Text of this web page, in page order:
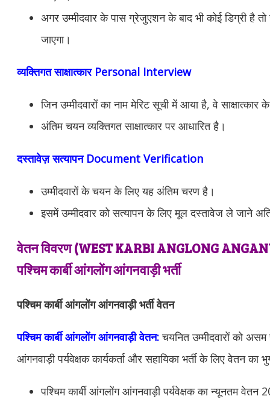
अगर उम्मीदवार के पास ग्रेजुएशन के बाद भी कोई डिग्री है
जाएगा।
व्यक्तिगत साक्षात्कार Personal Interview
जिन उम्मीदवारों का नाम मेरिट सूची में आया है, वे
अंतिम चयन व्यक्तिगत साक्षात्कार पर आधारित है।
दस्तावेज़ सत्यापन Document Verification
उम्मीदवारों के चयन के लिए यह अंतिम चरण है।
इसमें उम्मीदवार को सत्यापन के लिए मूल दस्तावेज ले जाने
वेतन विवरण (WEST KARBI ANGLONG
पश्चिम कार्बी आंगलोंग आंगनवाड़ी भर्ती
पश्चिम कार्बी आंगलोंग आंगनवाड़ी भर्ती वेतन
पश्चिम कार्बी आंगलोंग आंगनवाड़ी वेतन:चयनित उम्मीदवारों को असम
आंगनवाड़ी पर्यवेक्षक कार्यकर्ता और सहायिका भर्ती के लिए वेतन का
पश्चिम कार्बी आंगलोंगआंगनवाड़ी पर्यवेक्षक का न्यूनतम वेतन